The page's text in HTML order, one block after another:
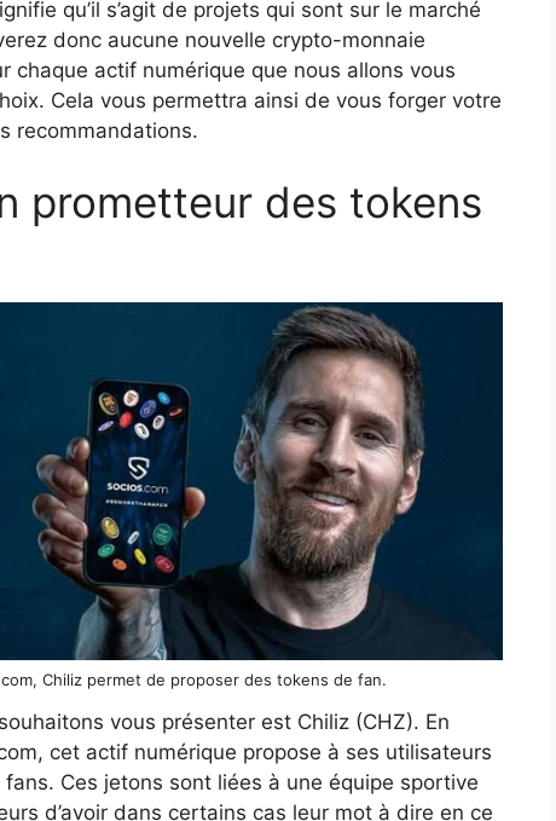
qu’il s’agit de projets qui sont sur le marché
donc aucune nouvelle crypto-monnaie
chaque actif numérique que nous allons vous
Cela vous permettra ainsi de vous forger votre
recommandations.
prometteur des tokens
Chiliz permet de proposer des tokens de fan.
vous présenter est Chiliz (CHZ). En
cet actif numérique propose à ses utilisateurs
fans. Ces jetons sont liées à une équipe sportive
d’avoir dans certains cas leur mot à dire en ce